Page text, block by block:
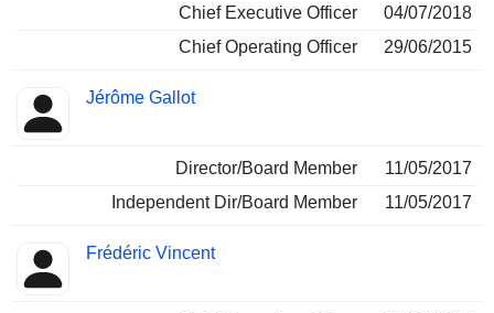
Chief Executive Officer
04/07/2018
Chief Operating Officer
29/06/2015
Jérôme Gallot
Director/Board Member
11/05/2017
Independent Dir/Board Member
11/05/2017
Frédéric Vincent